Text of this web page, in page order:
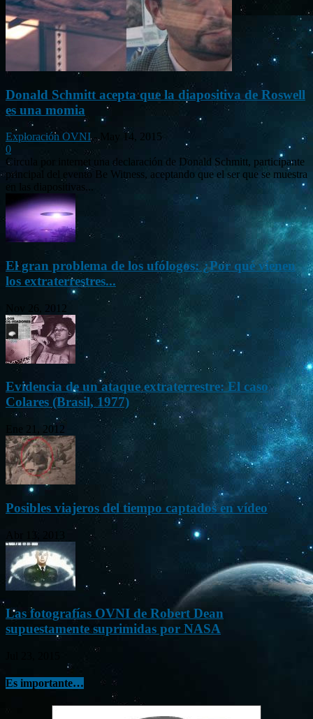
Donald Schmitt acepta que la diapositiva de Roswell
es una momia
Exploración OVNI -
May 14, 2015
0
Circula por internet una declaración de Donald Schmitt, participante
principal del evento Be Witness, aceptando que el ser que se muestra
en las diapositivas...
El gran problema de los ufólogos: ¿Por qué vienen
los extraterrestres...
Nov 26, 2012
Evidencia de un ataque extraterrestre: El caso
Colares (Brasil, 1977)
Ene 21, 2012
Posibles viajeros del tiempo captados en vídeo
Las fotografías OVNI de Robert Dean
supuestamente suprimidas por NASA
Es importante…